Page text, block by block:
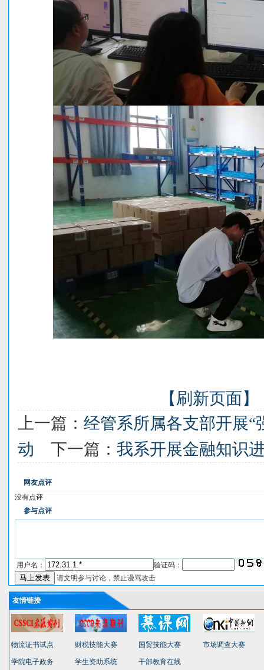
【刷新页面】
上一篇： 经管系所属各支部开展“
动 下一篇： 我系开展金融知识
网友点评
没有点评
参与点评
用户名：
验证码：
请文明参与讨论，禁止谩骂攻击
友情链接
物流证书试点 财税技能大赛 国贸技能大赛 市场调查大赛
学院电子政务 学生资助系统 干部教育在线